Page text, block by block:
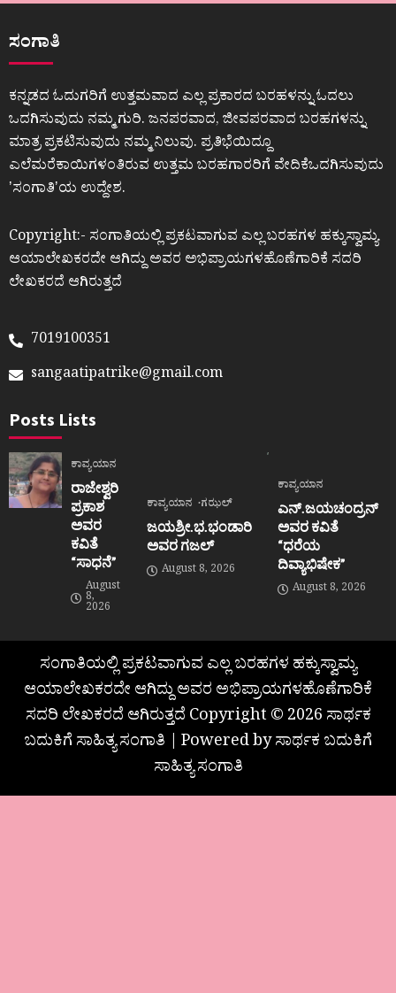
ಸಂಗಾತಿ
ಕನ್ನಡದ ಓದುಗರಿಗೆ ಉತ್ತಮವಾದ ಎಲ್ಲ ಪ್ರಕಾರದ ಬರಹಳನ್ನು ಓದಲು
ಒದಗಿಸುವುದು ನಮ್ಮ ಗುರಿ. ಜನಪರವಾದ, ಜೀವಪರವಾದ ಬರಹಗಳನ್ನು
ಮಾತ್ರ ಪ್ರಕಟಿಸುವುದು ನಮ್ಮ ನಿಲುವು. ಪ್ರತಿಭೆಯಿದ್ದೂ
ಎಲೆಮರೆಕಾಯಿಗಳಂತಿರುವ ಉತ್ತಮ ಬರಹಗಾರರಿಗೆ ವೇದಿಕೆಒದಗಿಸುವುದು
ʼಸಂಗಾತಿʼಯ ಉದ್ದೇಶ.
Copyright:- ಸಂಗಾತಿಯಲ್ಲಿ ಪ್ರಕಟವಾಗುವ ಎಲ್ಲ ಬರಹಗಳ ಹಕ್ಕುಸ್ವಾಮ್ಯ
ಆಯಾಲೇಖಕರದೇ ಆಗಿದ್ದು ಅವರ ಅಭಿಪ್ರಾಯಗಳಹೊಣೆಗಾರಿಕೆ ಸದರಿ
ಲೇಖಕರದೆ ಆಗಿರುತ್ತದೆ
7019100351
sangaatipatrike@gmail.com
Posts Lists
ಕಾವ್ಯಯಾನ
ರಾಜೇಶ್ವರಿ
ಪ್ರಕಾಶ
ಅವರ
ಕವಿತೆ
“ಸಾಧನೆ”
August
8,
2026
ಕಾವ್ಯಯಾನ ಗಝಲ್
ಜಯಶ್ರೀ.ಭ.ಭಂಡಾರಿ
ಅವರ ಗಜಲ್
August 8, 2026
ಕಾವ್ಯಯಾನ
ಎನ್.ಜಯಚಂದ್ರನ್
ಅವರ ಕವಿತೆ
“ಧರೆಯ
ದಿವ್ಯಾಭಿಷೇಕ”
August 8, 2026
ಸಂಗಾತಿಯಲ್ಲಿ ಪ್ರಕಟವಾಗುವ ಎಲ್ಲ ಬರಹಗಳ ಹಕ್ಕುಸ್ವಾಮ್ಯ
ಆಯಾಲೇಖಕರದೇ ಆಗಿದ್ದು ಅವರ ಅಭಿಪ್ರಾಯಗಳಹೊಣೆಗಾರಿಕೆ
ಸದರಿ ಲೇಖಕರದೆ ಆಗಿರುತ್ತದೆ Copyright © 2026 ಸಾರ್ಥಕ
ಬದುಕಿಗೆ ಸಾಹಿತ್ಯ ಸಂಗಾತಿ | Powered by ಸಾರ್ಥಕ ಬದುಕಿಗೆ
ಸಾಹಿತ್ಯ ಸಂಗಾತಿ